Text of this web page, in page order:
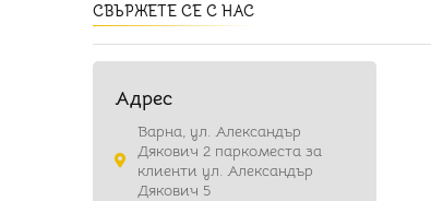
СВЪРЖЕТЕ СЕ С НАС
Адрес
Варна, ул. Александър
Дякович 2 паркоместа за
клиенти ул. Александър
Дякович 5